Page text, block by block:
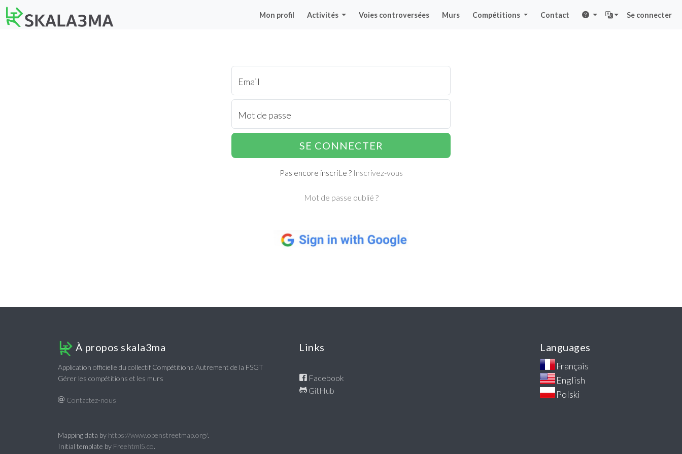
Mon profil Activités Voies controversées Murs Compétitions Contact Se connecter
Email
Mot de passe
SE CONNECTER
Pas encore inscrit.e ? Inscrivez-vous
Mot de passe oublié ?
À propos skala3ma
Application officielle du collectif Compétitions Autrement de la FSGT
Gérer les compétitions et les murs
Contactez-nous
Links
Facebook
GitHub
Languages
Mapping data by https://www.openstreetmap.org/.
Initial template by Freehtml5.co.